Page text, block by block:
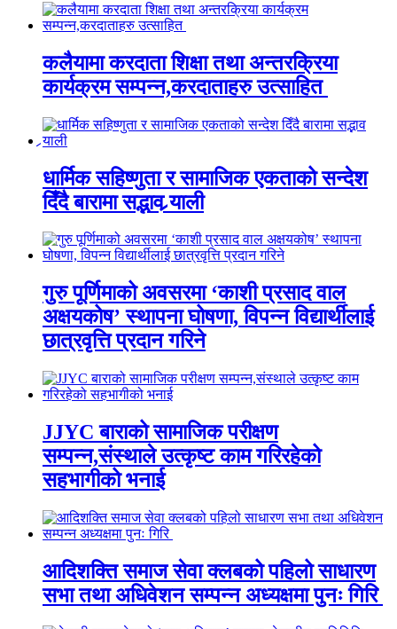
कलैयामा करदाता शिक्षा तथा अन्तरक्रिया
कार्यक्रम सम्पन्न,करदाताहरु उत्साहित
धार्मिक सहिष्णुता र सामाजिक एकताको सन्देश
दिँदै बारामा सद्भाव र्‍याली
गुरु पूर्णिमाको अवसरमा ‘काशी प्रसाद वाल
अक्षयकोष’ स्थापना घोषणा, विपन्न विद्यार्थीलाई
छात्रवृत्ति प्रदान गरिने
JJYC बाराको सामाजिक परीक्षण
सम्पन्न,संस्थाले उत्कृष्ट काम गरिरहेको
सहभागीको भनाई
आदिशक्ति समाज सेवा क्लबको पहिलो साधारण
सभा तथा अधिवेशन सम्पन्न अध्यक्षमा पुनः गिरि